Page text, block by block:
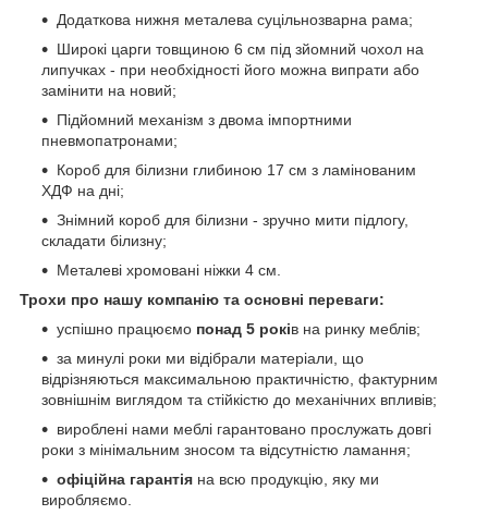
Додаткова нижня металева суцільнозварна рама;
Широкі царги товщиною 6 см під зйомний чохол на
липучках - при необхідності його можна випрати або
замінити на новий;
Підйомний механізм з двома імпортними
пневмопатронами;
Короб для білизни глибиною 17 см з ламінованим
ХДФ на дні;
Знімний короб для білизни - зручно мити підлогу,
складати білизну;
Металеві хромовані ніжки 4 см.
Трохи про нашу компанію та основні переваги:
успішно працюємо понад 5 років на ринку меблів;
за минулі роки ми відібрали матеріали, що
відрізняються максимальною практичністю, фактурним
зовнішнім виглядом та стійкістю до механічних впливів;
вироблені нами меблі гарантовано прослужать довгі
роки з мінімальним зносом та відсутністю ламання;
офіційна гарантія на всю продукцію, яку ми
виробляємо.